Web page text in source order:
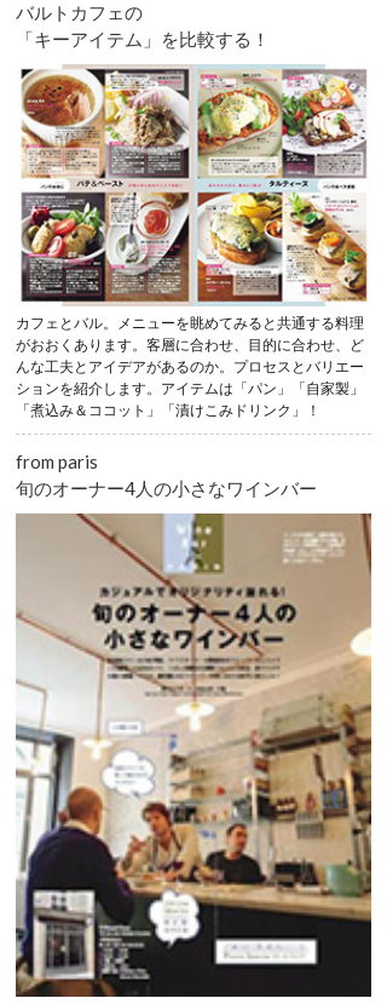
バルトカフェの
「キーアイテム」を比較する！
カフェとバル。メニューを眺めてみると共通する料理
がおおくあります。客層に合わせ、目的に合わせ、ど
んな工夫とアイデアがあるのか。プロセスとバリエー
ションを紹介します。アイテムは「パン」「自家製」
「煮込み＆ココット」「漬けこみドリンク」！
from paris
旬のオーナー4人の小さなワインバー